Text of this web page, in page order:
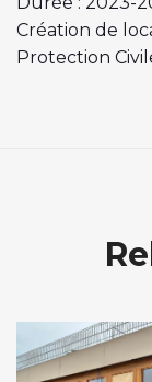
Création de
Protection